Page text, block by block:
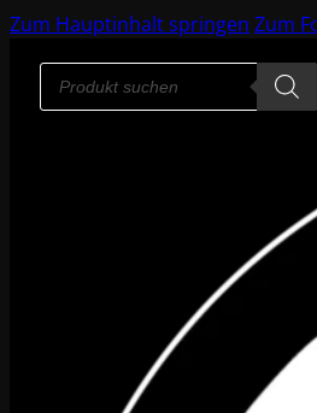
Zum Hauptinhalt springen Zum
Products
search